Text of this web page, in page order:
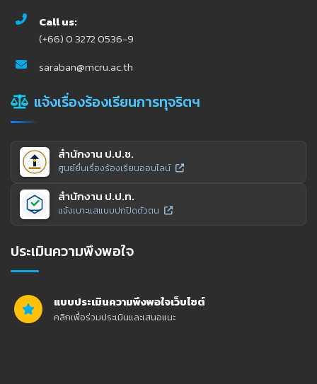
Call us:
(+66) 0 3272 0536-9
saraban@mcru.ac.th
แจ้งเรื่องร้องเรียนการทุจริตฯ
สำนักงาน ป.ป.ช.
ศูนย์ยื่นเรื่องร้องเรียนออนไลน์
สำนักงาน ป.ป.ท.
แจ้งเบาะแสแบบปกปิดตัวตน
ประเมินความพึงพอใจ
แบบประเมินความพึงพอใจเว็บไซต์
คลิกเพื่อร่วมประเมินและเสนอแนะ